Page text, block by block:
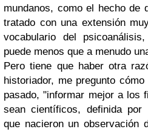
mundanos, como el hecho de
tratado con una extensión
vocabulario del
puede menos que a menudo
Pero tiene que haber otra
historiador, me pregunto
pasado, "informar mejor a los
sean científicos, definida
que nacieron un observación